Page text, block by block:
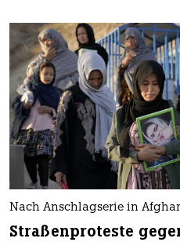
Nach Anschlagserie in
Straßenproteste